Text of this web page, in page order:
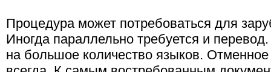
Процедура может потребоваться для
Иногда параллельно требуется и
на большое количество языков. Отменное